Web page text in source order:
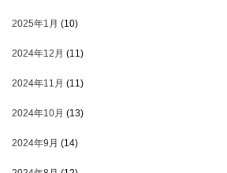
2025年1月 (10)
2024年12月 (11)
2024年11月 (11)
2024年10月 (13)
2024年9月 (14)